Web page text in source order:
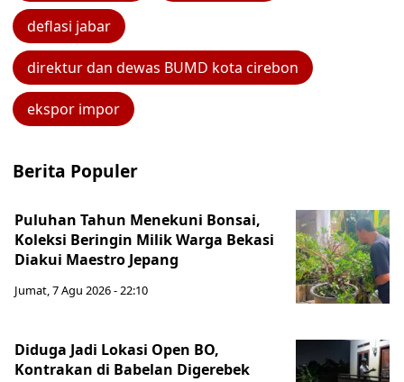
deflasi jabar
direktur dan dewas BUMD kota cirebon
ekspor impor
Berita Populer
Puluhan Tahun Menekuni Bonsai,
Koleksi Beringin Milik Warga Bekasi
Diakui Maestro Jepang
Jumat, 7 Agu 2026 - 22:10
Diduga Jadi Lokasi Open BO,
Kontrakan di Babelan Digerebek